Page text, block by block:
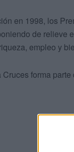
en 1998, los
de relieve
empleo y
forma